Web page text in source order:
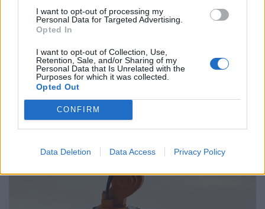
I want to opt-out of processing my
Personal Data for Targeted Advertising.
Opted In
I want to opt-out of Collection, Use,
Retention, Sale, and/or Sharing of my
Personal Data that Is Unrelated with the
Purposes for which it was collected.
Opted Out
CONFIRM
Data Deletion Data Access Privacy Policy
Δημόσιοι υπάλληλοι, γιατροί, εκπαιδευτικοί, δικαστικοί
σημερινή πανελλαδική κινητοποίηση, που μπλοκάρει
μεταφορές και υπηρεσίες. Στο επίκεντρο των